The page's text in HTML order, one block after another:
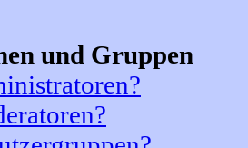
und Gruppen